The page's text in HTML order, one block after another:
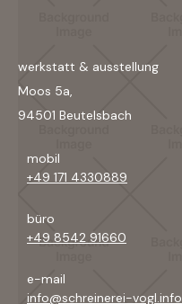
werkstatt & ausstellung
Moos 5a,
94501 Beutelsbach
mobil
+49 171 4330889
büro
+49 8542 91660
e-mail
info@schreinerei-vogl.info